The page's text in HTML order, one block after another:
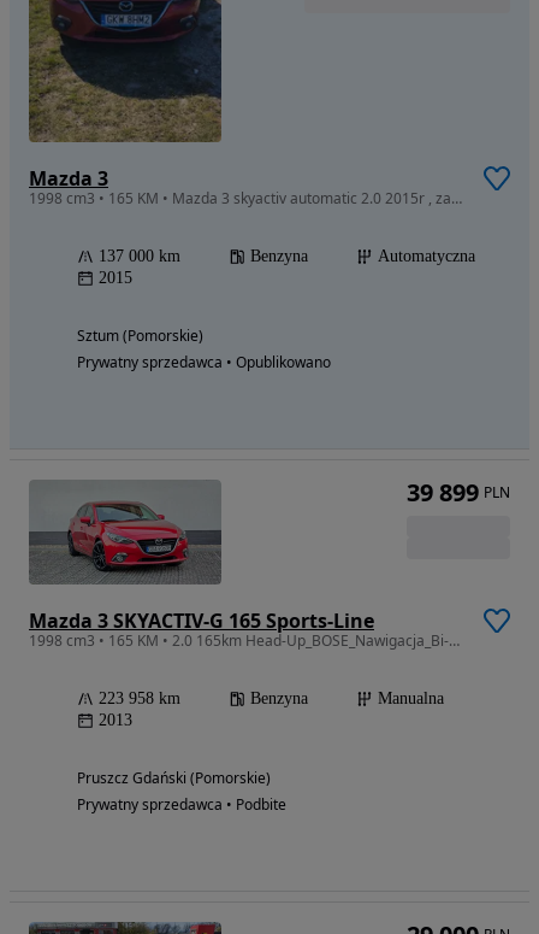
Mazda 3
1998 cm3 • 165 KM • Mazda 3 skyactiv automatic 2.0 2015r , zadbana , niski przebieg
137 000 km Benzyna
Automatyczna
2015
Sztum (Pomorskie)
Prywatny sprzedawca • Opublikowano
Mazda 3 SKYACTIV-G 165 Sports-Line
1998 cm3 • 165 KM • 2.0 165km Head-Up_BOSE_Nawigacja_Bi-Xenony_Pdc_
223 958 km Benzyna
Manualna
2013
Pruszcz Gdański (Pomorskie)
Prywatny sprzedawca • Podbite
39 899 PLN